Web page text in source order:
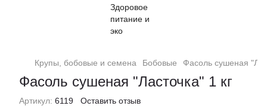
Крупы, бобовые и семена Бобовые Фасоль сушеная
Фасоль сушеная "Ласточка" 1 кг
Артикул: 6119 Оставить отзыв